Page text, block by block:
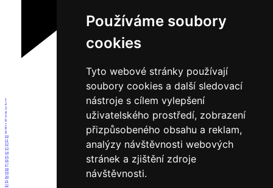
Používáme soubory
cookies
Tyto webové stránky používají
soubory cookies a další sledovací
nástroje s cílem vylepšení
uživatelského prostředí, zobrazení
přizpůsobeného obsahu a reklam,
analýzy návštěvnosti webových
stránek a zjištění zdroje
návštěvnosti.
1
2
3
4
5
6
7
8
9
10
11
12
13
14
15
16
17
18
19
20
21
22